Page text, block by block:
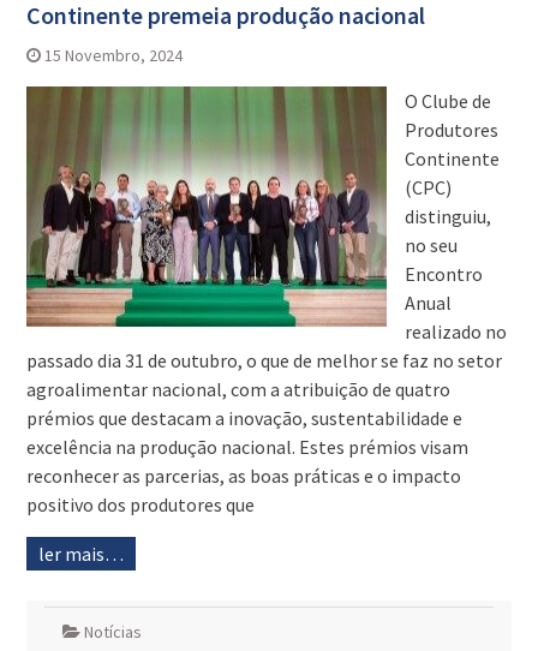
Continente premeia produção nacional
15 Novembro, 2024
O Clube de
Produtores
Continente
(CPC)
distinguiu,
no seu
Encontro
Anual
realizado no
passado dia 31 de outubro, o que de melhor se faz no setor
agroalimentar nacional, com a atribuição de quatro
prémios que destacam a inovação, sustentabilidade e
excelência na produção nacional. Estes prémios visam
reconhecer as parcerias, as boas práticas e o impacto
positivo dos produtores que
ler mais…
Notícias